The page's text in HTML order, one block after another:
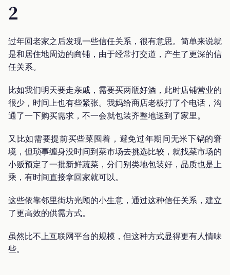
2
过年回老家之后发现一些信任关系，很有意思。简单来说就
是和居住地周边的商铺，由于经常打交道，产生了更深的信
任关系。
比如我们明天要走亲戚，需要买两瓶好酒，此时店铺营业的
很少，时间上也有些紧张。我妈给商店老板打了个电话，沟
通了一下购买需求，不一会就包装齐整地送到了家里。
又比如需要提前买些菜囤着，避免过年期间无米下锅的窘
境，但琐事缠身没时间到菜市场去挑选比较，就找菜市场的
小贩预定了一批新鲜蔬菜，分门别类地包装好，品质也是上
乘，有时间直接拿回家就可以。
这些依靠邻里街坊光顾的小生意，通过这种信任关系，建立
了更高效的供需方式。
虽然比不上互联网平台的规模，但这种方式显得更有人情味
些。